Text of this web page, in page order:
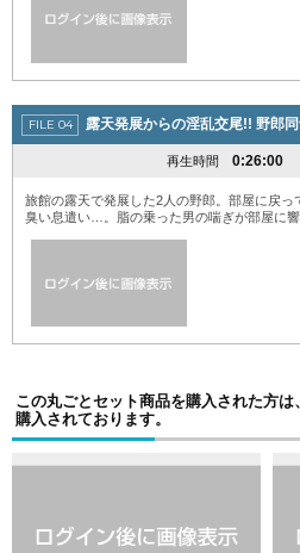
露天発展からの淫乱交尾!! 野郎
再生時間 0:26:00
旅館の露天で発展した2人の野郎。部屋に戻
臭い息遣い…。脂の乗った男の喘ぎが部屋に
この丸ごとセット商品を購入された方
購入されております。